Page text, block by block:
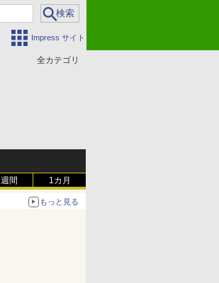
Impress サイト
全カテゴリ
間 1カ月
もっと見る